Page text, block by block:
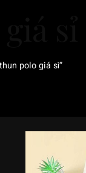
polo giá sỉ”